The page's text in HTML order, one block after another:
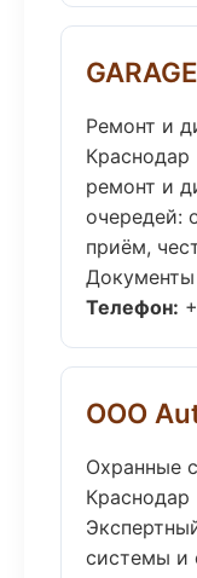
Ремонт и
Краснодар
ремонт и
очередей:
приём,
Документы
Телефон:
ООО
Охранные
Краснодар
системы и